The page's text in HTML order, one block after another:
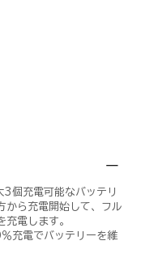
個充電可能なバッテリ
から充電開始して、フル
充電します。
充電でバッテリーを維